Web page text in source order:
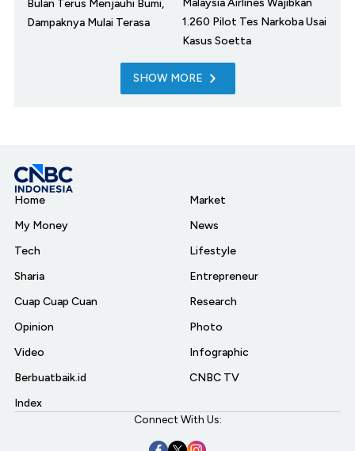
Bulan Terus Menjauhi Bumi,
Dampaknya Mulai Terasa
Malaysia Airlines Wajibkan
1.260 Pilot Tes Narkoba Usai
Kasus Soetta
SHOW MORE
Home
My Money
Tech
Sharia
Cuap Cuap Cuan
Opinion
Video
Berbuatbaik.id
Index
Market
News
Lifestyle
Entrepreneur
Research
Photo
Infographic
CNBC TV
Connect With Us: